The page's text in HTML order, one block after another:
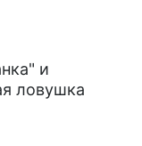
и
ловушка